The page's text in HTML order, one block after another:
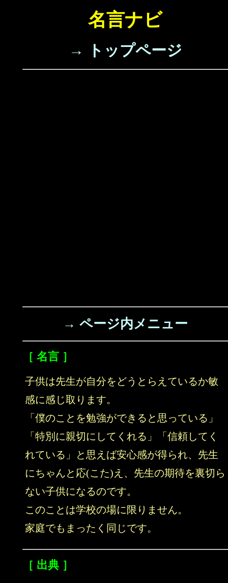
名言ナビ
→ トップページ
→ ページ内メニュー
［ 名言 ］
子供は先生が自分をどうとらえているか敏
感に感じ取ります。
「僕のことを勉強ができると思っている」
「特別に親切にしてくれる」「信頼してく
れている」と思えば安心感が得られ、先生
にちゃんと応(こた)え、先生の期待を裏切ら
ない子供になるのです。
このことは学校の場に限りません。
家庭でもまったく同じです。
［ 出典 ］